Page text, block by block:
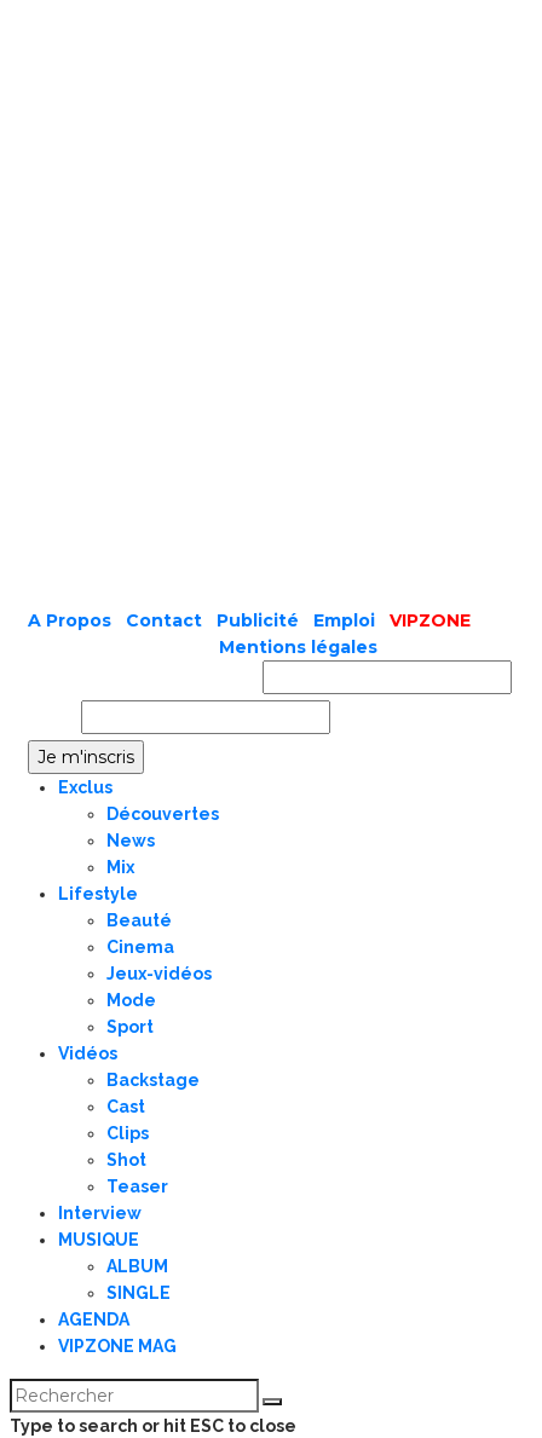
A Propos Contact Publicité Emploi
VIPZONE
Mentions légales
Exclus
Découvertes
News
Mix
Lifestyle
Beauté
Cinema
Jeux-vidéos
Mode
Sport
Vidéos
Backstage
Cast
Clips
Shot
Teaser
Interview
MUSIQUE
ALBUM
SINGLE
AGENDA
VIPZONE MAG
Type to search or hit ESC to close